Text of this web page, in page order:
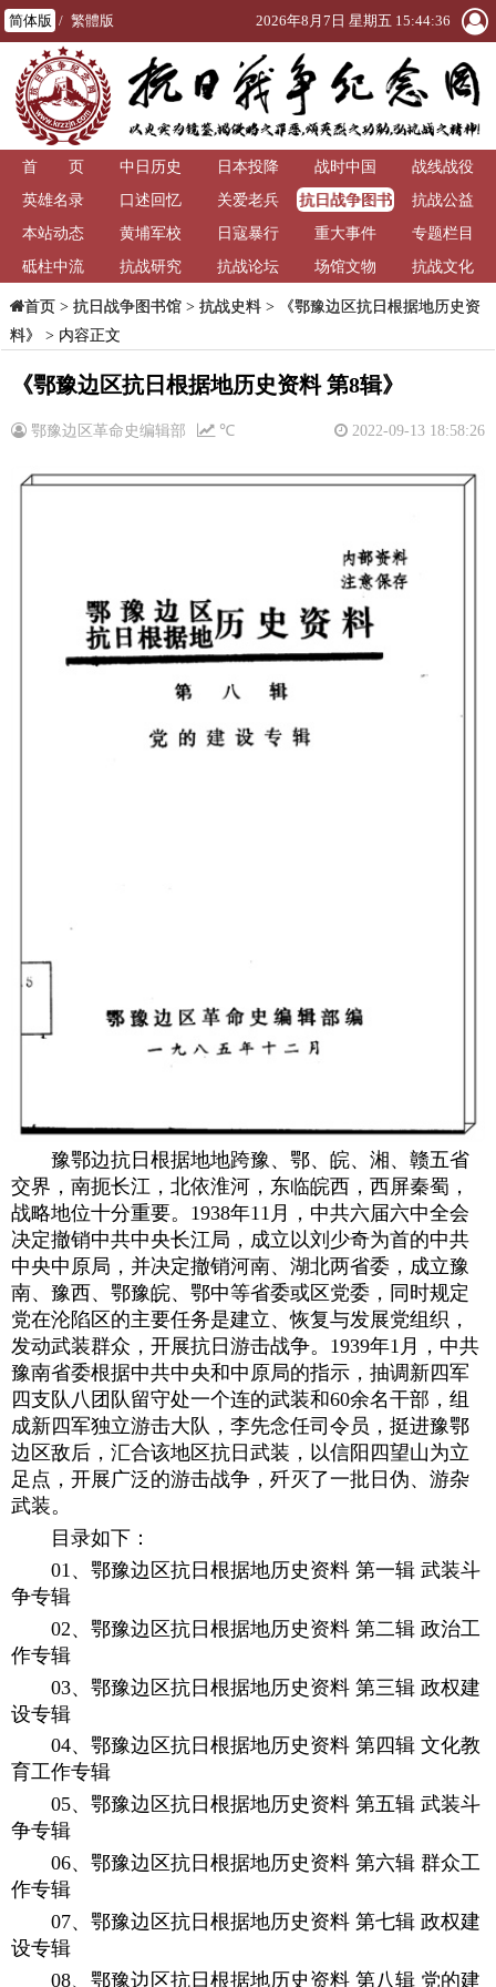
简体版 / 繁體版 2026年8月7日 星期五 15:44:36
首 页 中日历史 日本投降 战时中国
战线战役
英雄名录
口述回忆 关爱老兵
抗日战争图书
馆
抗战公益
本站动态
黄埔军校 日寇暴行 重大事件
专题栏目
砥柱中流
抗战研究 抗战论坛 场馆文物 抗战文化
首页> 抗日战争图书馆> 抗战史料>
《鄂豫边区抗日根据地历史资
料》
> 内容正文
《鄂豫边区抗日根据地历史资料 第8辑》
鄂豫边区革命史编辑部 2022-09-13 18:58:26
℃
豫鄂边抗日根据地地跨豫、鄂、皖、湘、赣五省
交界，南扼长江，北依淮河，东临皖西，西屏秦蜀，
战略地位十分重要。1938年11月，中共六届六中全会
决定撤销中共中央长江局，成立以刘少奇为首的中共
中央中原局，并决定撤销河南、湖北两省委，成立豫
南、豫西、鄂豫皖、鄂中等省委或区党委，同时规定
党在沦陷区的主要任务是建立、恢复与发展党组织，
发动武装群众，开展抗日游击战争。1939年1月，中共
豫南省委根据中共中央和中原局的指示，抽调新四军
四支队八团队留守处一个连的武装和60余名干部，组
成新四军独立游击大队，李先念任司令员，挺进豫鄂
边区敌后，汇合该地区抗日武装，以信阳四望山为立
足点，开展广泛的游击战争，歼灭了一批日伪、游杂
武装。
目录如下：
01、鄂豫边区抗日根据地历史资料 第一辑 武装斗
争专辑
02、鄂豫边区抗日根据地历史资料 第二辑 政治工
作专辑
03、鄂豫边区抗日根据地历史资料 第三辑 政权建
设专辑
04、鄂豫边区抗日根据地历史资料 第四辑 文化教
育工作专辑
05、鄂豫边区抗日根据地历史资料 第五辑 武装斗
争专辑
06、鄂豫边区抗日根据地历史资料 第六辑 群众工
作专辑
07、鄂豫边区抗日根据地历史资料 第七辑 政权建
设专辑
08、鄂豫边区抗日根据地历史资料 第八辑 党的建